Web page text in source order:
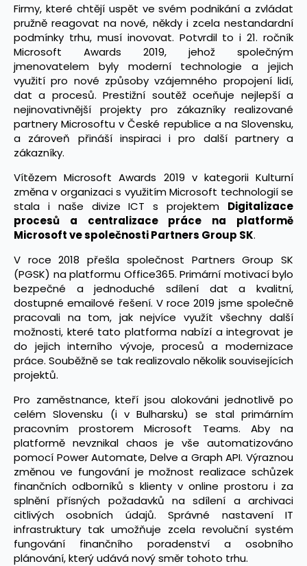
Firmy, které chtějí uspět ve svém podnikání a zvládat
pružně reagovat na nové, někdy i zcela nestandardní
podmínky trhu, musí inovovat. Potvrdil to i 21. ročník
Microsoft Awards 2019, jehož společným
jmenovatelem byly moderní technologie a jejich
využití pro nové způsoby vzájemného propojení lidí,
dat a procesů. Prestižní soutěž oceňuje nejlepší a
nejinovativnější projekty pro zákazníky realizované
partnery Microsoftu v České republice a na Slovensku,
a zároveň přináší inspiraci i pro další partnery a
zákazníky.
Vítězem Microsoft Awards 2019 v kategorii Kulturní
změna v organizaci s využitím Microsoft technologií se
stala i naše divize ICT s projektem Digitalizace
procesů a centralizace práce na platformě
Microsoft ve společnosti Partners Group SK.
V roce 2018 přešla společnost Partners Group SK
(PGSK) na platformu Office365. Primární motivací bylo
bezpečné a jednoduché sdílení dat a kvalitní,
dostupné emailové řešení. V roce 2019 jsme společně
pracovali na tom, jak nejvíce využít všechny další
možnosti, které tato platforma nabízí a integrovat je
do jejich interního vývoje, procesů a modernizace
práce. Souběžně se tak realizovalo několik souvisejících
projektů.
Pro zaměstnance, kteří jsou alokováni jednotlivě po
celém Slovensku (i v Bulharsku) se stal primárním
pracovním prostorem Microsoft Teams. Aby na
platformě nevznikal chaos je vše automatizováno
pomocí Power Automate, Delve a Graph API. Výraznou
změnou ve fungování je možnost realizace schůzek
finančních odborníků s klienty v online prostoru i za
splnění přísných požadavků na sdílení a archivaci
citlivých osobních údajů. Správné nastavení IT
infrastruktury tak umožňuje zcela revoluční systém
fungování finančního poradenství a osobního
plánování, který udává nový směr tohoto trhu.